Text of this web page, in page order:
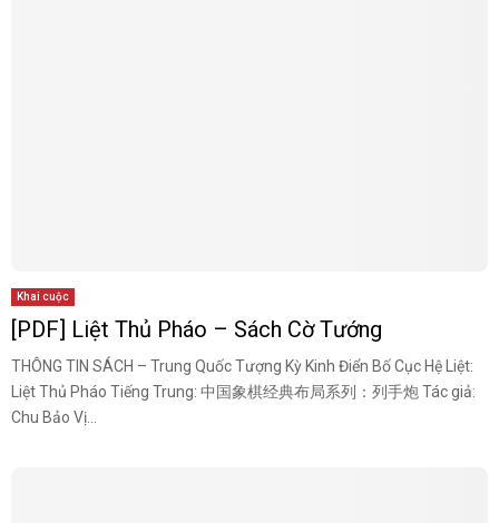
Khai cuộc
[PDF] Liệt Thủ Pháo – Sách Cờ Tướng
THÔNG TIN SÁCH – Trung Quốc Tượng Kỳ Kinh Điển Bố Cục Hệ Liệt:
Liệt Thủ Pháo Tiếng Trung: 中国象棋经典布局系列：列手炮 Tác giả:
Chu Bảo Vị...